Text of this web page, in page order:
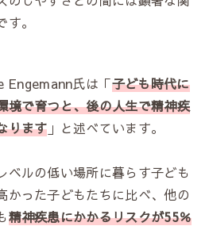
。
氏は「子ども時代に
境で育つと、後の人生で精神疾
ります 」と述べています。
ルの低い場所に暮らす子ども
かった子どもたちに比べ、他の
精神疾患にかかるリスクが55％